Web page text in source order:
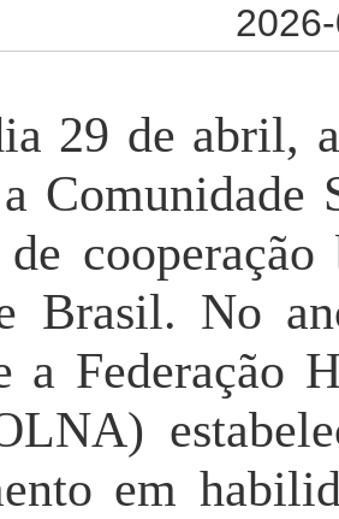
29 de abril,
Comunidade
Brasil. No
a Federação
em